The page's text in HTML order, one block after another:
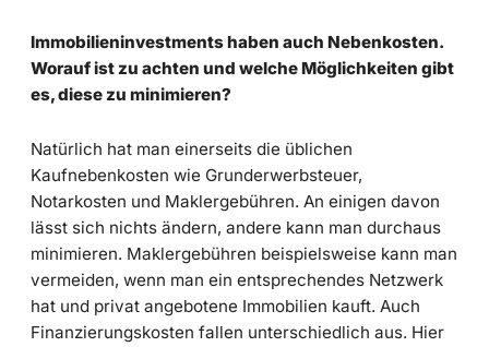
Immobilieninvestments haben auch Nebenkosten.
Worauf ist zu achten und welche Möglichkeiten gibt
es, diese zu minimieren?
Natürlich hat man einerseits die üblichen
Kaufnebenkosten wie Grunderwerbsteuer,
Notarkosten und Maklergebühren. An einigen davon
lässt sich nichts ändern, andere kann man durchaus
minimieren. Maklergebühren beispielsweise kann man
vermeiden, wenn man ein entsprechendes Netzwerk
hat und privat angebotene Immobilien kauft. Auch
Finanzierungskosten fallen unterschiedlich aus. Hier